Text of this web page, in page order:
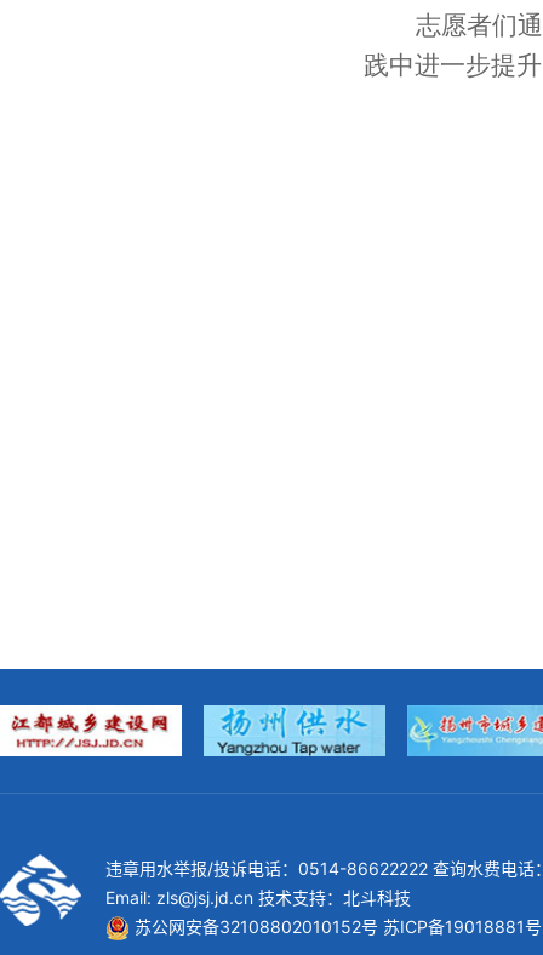
志愿者们
践中进一步提
违章用水举报/投诉电话：0514-86622222 查询水费电
Email: zls@jsj.jd.cn 技术支持： 北斗科技
苏公网安备32108802010152号 苏ICP备19018881